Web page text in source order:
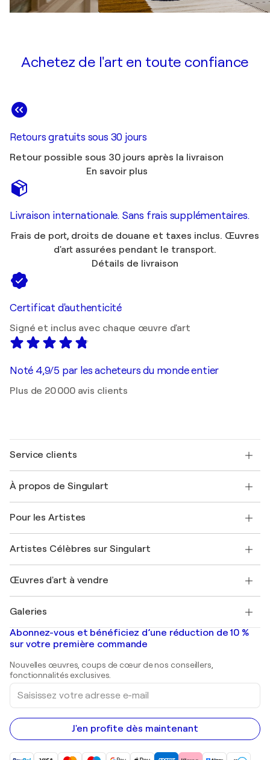
Achetez de l'art en toute confiance
Retours gratuits sous 30 jours
Retour possible sous 30 jours après la livraison
En savoir plus
Livraison internationale. Sans frais supplémentaires.
Frais de port, droits de douane et taxes inclus. Œuvres
d'art assurées pendant le transport.
Détails de livraison
Certificat d'authenticité
Signé et inclus avec chaque œuvre d'art
Noté 4,9/5 par les acheteurs du monde entier
Plus de 20 000 avis clients
Service clients
Expédition
Offrir une carte cadeau
Rejoignez notre programme commercial
Mon compte
+33 1 76 44 06 42
À propos de Singulart
FAQ
Magazine Singulart
Emplois
Découvrez une sélection d'art original
Pour les Artistes
Se connecter en tant qu'Artiste
Artistes Célèbres sur Singulart
Marc Chagall
Banksy
Mr. Brainwash
Shepard Fairey
Œuvres d'art à vendre
Tableaux abstraits à vendre
Peintures de paysage
Estampes
Peintures acryliques
Galeries
Galeries d'art en France
Galeries d'art en Belgique
Abonnez-vous et bénéficiez d’une réduction de 10 %
sur votre première commande
Nouvelles œuvres, coups de cœur de nos conseillers,
fonctionnalités exclusives.
Saisissez
votre
adresse
e-
mail
J'en profite dès maintenant